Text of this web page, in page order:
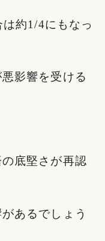
約1/4にもなっ
影響を受ける
底堅さが再認
あるでしょう